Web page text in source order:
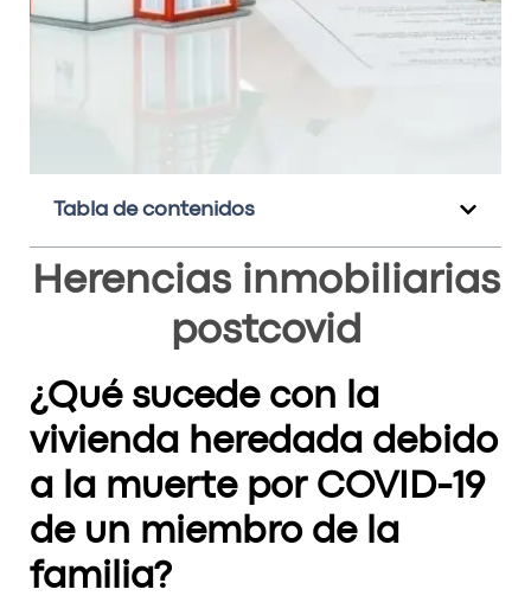
Tabla de contenidos
Herencias inmobiliarias
postcovid
¿Qué sucede con la
vivienda heredada debido
a la muerte por COVID-19
de un miembro de la
familia?